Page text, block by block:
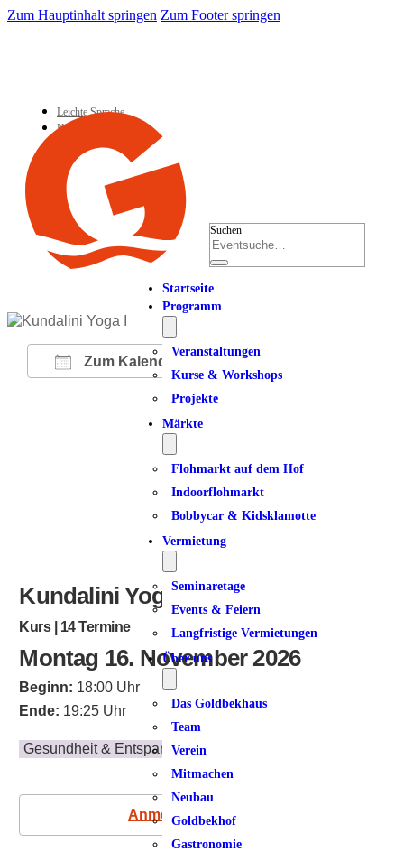
Zum Hauptinhalt springen Zum Footer springen
Leichte Sprache
Kontakt
Suchen
Startseite
Programm
Veranstaltungen
Kurse & Workshops
Projekte
Märkte
Flohmarkt auf dem Hof
Indoorflohmarkt
Bobbycar & Kidsklamotte
Vermietung
Seminaretage
Events & Feiern
Langfristige Vermietungen
Über uns
Das Goldbekhaus
Team
Verein
Mitmachen
Neubau
Goldbekhof
Gastronomie
Zum Kalender hinzufügen
ICS herunterladen
Google Kalender
iCalendarOffice 365
Kundalini Yoga I
Kurs | 14 Termine
Montag 16. November 2026
Beginn: 18:00 Uhr
Ende: 19:25 Uhr
Gesundheit & Entspannung
Anmeldung